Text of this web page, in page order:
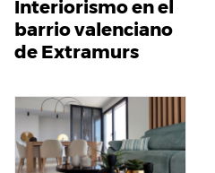
Interiorismo en el
barrio valenciano
de Extramurs